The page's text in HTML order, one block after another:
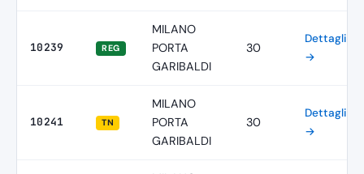
10239 REG
MILANO
PORTA
GARIBALDI
30
Dettagli
→
10241 TN
MILANO
PORTA
GARIBALDI
30
Dettagli
→